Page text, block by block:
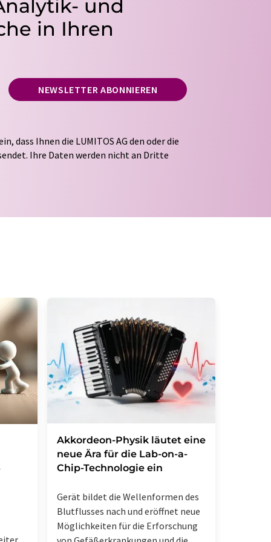
und
in Ihren
NEWSLETTER ABONNIEREN
dass Ihnen die LUMITOS AG den oder die
Ihre Daten werden nicht an Dritte
Ihrer Daten durch die LUMITOS AG erfolgt
Akkordeon-Physik läutet eine
neue Ära für die Lab-on-a-
Chip-Technologie ein
Gerät bildet die Wellenformen des
Blutflusses nach und eröffnet neue
Möglichkeiten für die Erforschung